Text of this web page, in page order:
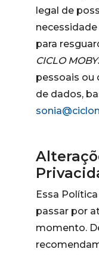
legal de
para
CICLO
pessoais ou
de dados,
Essa
passar por
momento.